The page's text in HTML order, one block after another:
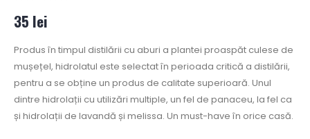
35 lei
Produs în timpul distilării cu aburi a plantei proaspăt culese de
mușețel, hidrolatul este selectat în perioada critică a distilării,
pentru a se obține un produs de calitate superioară. Unul
dintre hidrolații cu utilizări multiple, un fel de panaceu, la fel ca
și hidrolații de lavandă și melissa. Un must-have în orice casă.